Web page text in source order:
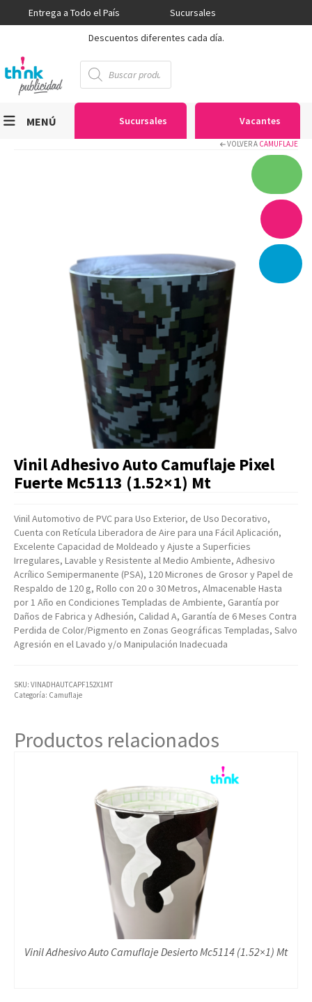
Entrega a Todo el País
Sucursales
Descuentos diferentes cada día.
Búsqueda
de
productos
Sucursales Vacantes
MENÚ
Textiles
Equipos
Seguridad
Artículos Varios
Catálogos
Facturación
Listas de Precios
VOLVER A CAMUFLAJE
Vinil Adhesivo Auto Camuflaje Pixel
Fuerte Mc5113 (1.52×1) Mt
Vinil Automotivo de PVC para Uso Exterior, de Uso Decorativo,
Cuenta con Retícula Liberadora de Aire para una Fácil Aplicación,
Excelente Capacidad de Moldeado y Ajuste a Superficies
Irregulares, Lavable y Resistente al Medio Ambiente, Adhesivo
Acrílico Semipermanente (PSA), 120 Micrones de Grosor y Papel de
Respaldo de 120 g, Rollo con 20 o 30 Metros, Almacenable Hasta
por 1 Año en Condiciones Templadas de Ambiente, Garantía por
Daños de Fabrica y Adhesión, Calidad A, Garantía de 6 Meses Contra
Perdida de Color/Pigmento en Zonas Geográficas Templadas, Salvo
Agresión en el Lavado y/o Manipulación Inadecuada
SKU: VINADHAUTCAPF152X1MT
Categoría: Camuflaje
Productos relacionados
Vinil Adhesivo Auto Camuflaje Desierto Mc5114 (1.52×1) Mt